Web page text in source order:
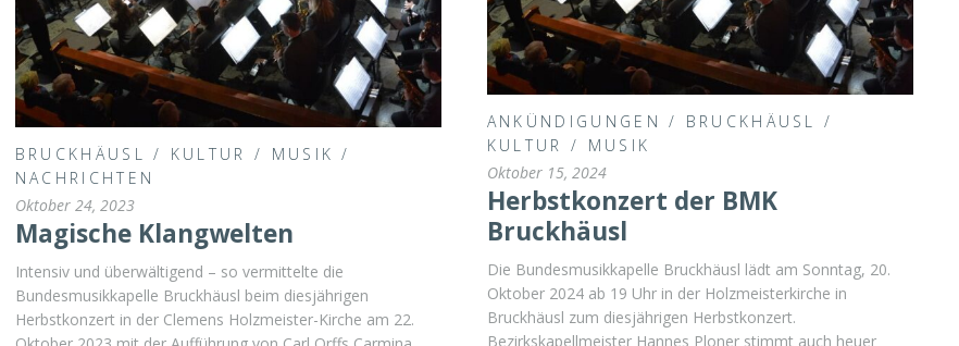
ANKÜNDIGUNGEN / BRUCKHÄUSL /
KULTUR / MUSIK
Oktober 15, 2024
Herbstkonzert der BMK
Bruckhäusl
Die Bundesmusikkapelle Bruckhäusl lädt am Sonntag, 20.
Oktober 2024 ab 19 Uhr in der Holzmeisterkirche in
Bruckhäusl zum diesjährigen Herbstkonzert.
Bezirkskapellmeister Hannes Ploner stimmt auch heuer
BRUCKHÄUSL / KULTUR / MUSIK /
NACHRICHTEN
Oktober 24, 2023
Magische Klangwelten
Intensiv und überwältigend – so vermittelte die
Bundesmusikkapelle Bruckhäusl beim diesjährigen
Herbstkonzert in der Clemens Holzmeister-Kirche am 22.